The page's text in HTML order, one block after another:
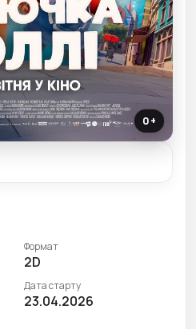
0+
Формат
2D
Дата старту
23.04.2026